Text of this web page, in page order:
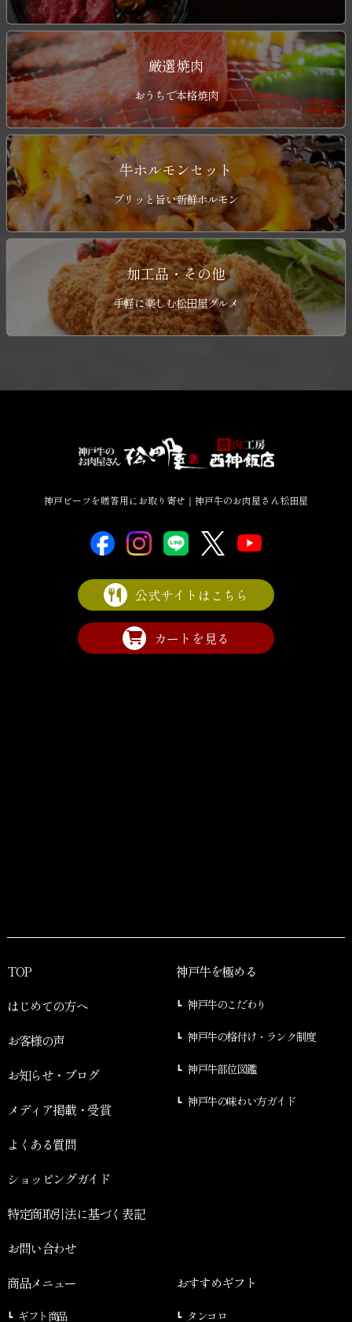
厳選焼肉
おうちで本格焼肉
牛ホルモンセット
プリッと旨い新鮮ホルモン
加工品・その他
手軽に楽しむ松田屋グルメ
神戸ビーフを贈答用にお取り寄せ｜神戸牛のお肉屋さん松田屋
公式サイトはこちら
カートを見る
TOP
はじめての方へ
お客様の声
お知らせ・ブログ
メディア掲載・受賞
よくある質問
ショッピングガイド
特定商取引法に基づく表記
お問い合わせ
神戸牛を極める
神戸牛のこだわり
神戸牛の格付け・ランク制度
神戸牛部位図鑑
神戸牛の味わい方ガイド
商品メニュー
ギフト商品
おすすめギフト
タンコロ